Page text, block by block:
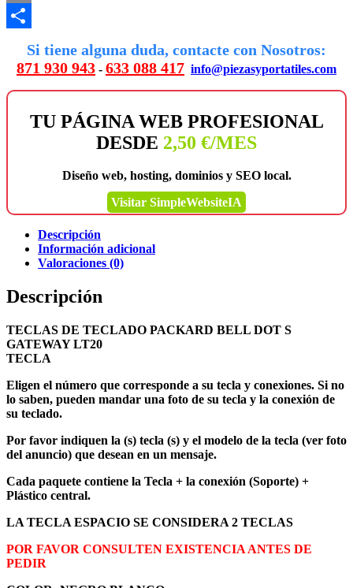
Email
Si tiene alguna duda, contacte con Nosotros:
871 930 943 - 633 088 417 info@piezasyportatiles.com
TU PÁGINA WEB PROFESIONAL
DESDE 2,50 €/MES
Diseño web, hosting, dominios y SEO local.
Visitar SimpleWebsiteIA
Descripción
Información adicional
Valoraciones (0)
Descripción
TECLAS DE TECLADO PACKARD BELL DOT S
GATEWAY LT20
TECLA
Eligen el número que corresponde a su tecla y conexiones. Si no
lo saben, pueden mandar una foto de su tecla y la conexión de
su teclado.
Por favor indiquen la (s) tecla (s) y el modelo de la tecla (ver foto
del anuncio) que desean en un mensaje.
Cada paquete contiene la Tecla + la conexión (Soporte) +
Plástico central.
LA TECLA ESPACIO SE CONSIDERA 2 TECLAS
POR FAVOR CONSULTEN EXISTENCIA ANTES DE
PEDIR